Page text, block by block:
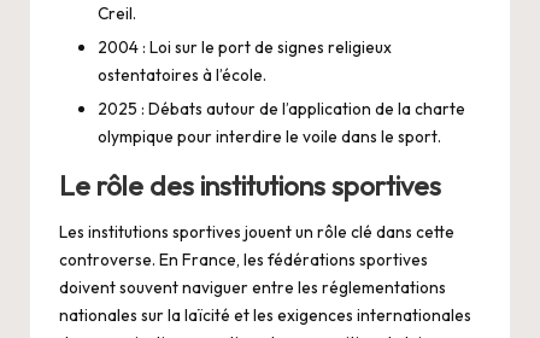
Creil.
2004 : Loi sur le port de signes religieux
ostentatoires à l’école.
2025 : Débats autour de l’application de la charte
olympique pour interdire le voile dans le sport.
Le rôle des institutions sportives
Les institutions sportives jouent un rôle clé dans cette
controverse. En France, les fédérations sportives
doivent souvent naviguer entre les réglementations
nationales sur la laïcité et les exigences internationales